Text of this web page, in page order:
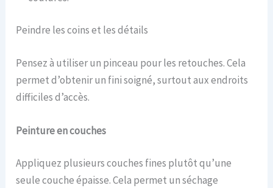
Peindre les coins et les détails
Pensez à utiliser un pinceau pour les retouches. Cela
permet d’obtenir un fini soigné, surtout aux endroits
difficiles d’accès.
Peinture en couches
Appliquez plusieurs couches fines plutôt qu’une
seule couche épaisse. Cela permet un séchage